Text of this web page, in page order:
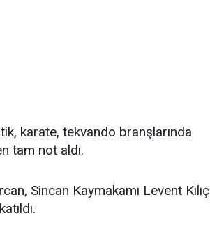
karate, tekvando branşlarında
tam not aldı.
Sincan Kaymakamı Levent Kılıç